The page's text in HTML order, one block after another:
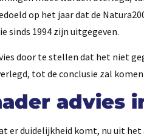
op het jaar dat de
sinds 1994 zijn uitgegeven.
door te stellen dat het niet
tot de conclusie zal
advies
er duidelijkheid komt, nu uit